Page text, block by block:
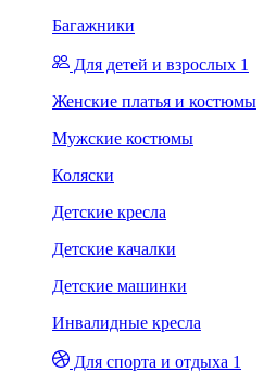
Багажники
Для детей и взрослых 1
Женские платья и костюмы
Мужские костюмы
Коляски
Детские кресла
Детские качалки
Детские машинки
Инвалидные кресла
Для спорта и отдыха 1